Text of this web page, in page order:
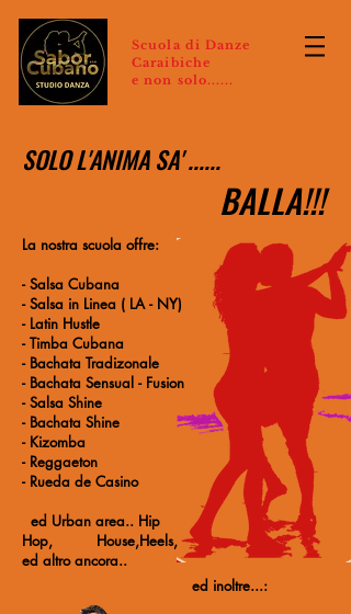
Scuola di Danze
Caraibiche
e non solo......
SOLO L'ANIMA SA' ......
BALLA!!!
La nostra scuola offre:
- Salsa Cubana
- Salsa in Linea ( LA - NY)
- Latin Hustle
- Timba Cubana
- Bachata Tradizonale
- Bachata Sensual - Fusion
- Salsa Shine
- Bachata Shine
- Kizomba
- Reggaeton
- Rueda de Casino
ed Urban area.. Hip
Hop, House,Heels,
ed altro ancora..
ed inoltre...: